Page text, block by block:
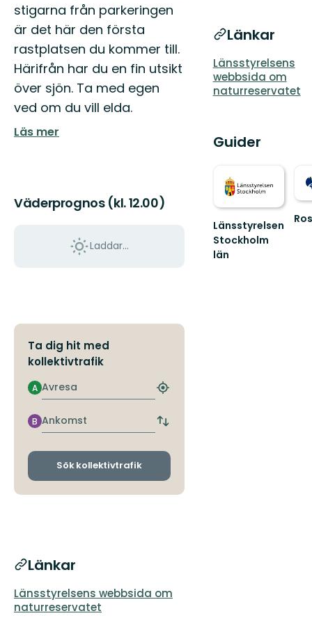
stigarna från parkeringen
är det här den första
rastplatsen du kommer till.
Härifrån har du en fin utsikt
över sjön. Ta med egen
ved om du vill elda.
Läs mer
Väderprognos (kl. 12.00)
Laddar...
Ta dig hit med
kollektivtrafik
Avresa
A
Hitta
hållplats
Ankomst
B
Byt
och
Sök kollektivtrafik
Länkar
Länsstyrelsens webbsida om
naturreservatet
Länkar
Länsstyrelsens
webbsida om
naturreservatet
Guider
Länsstyrelsen
Stockholm
län